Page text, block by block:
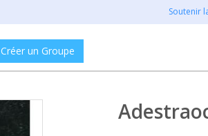
Soutenir
Créer un Groupe